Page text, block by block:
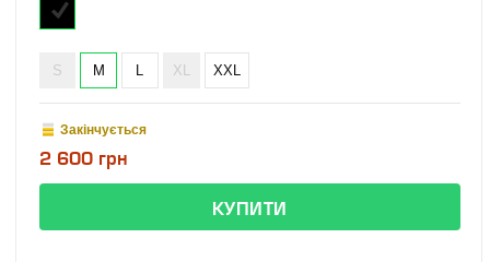
S M L XL XXL
Закінчується
2 600 грн